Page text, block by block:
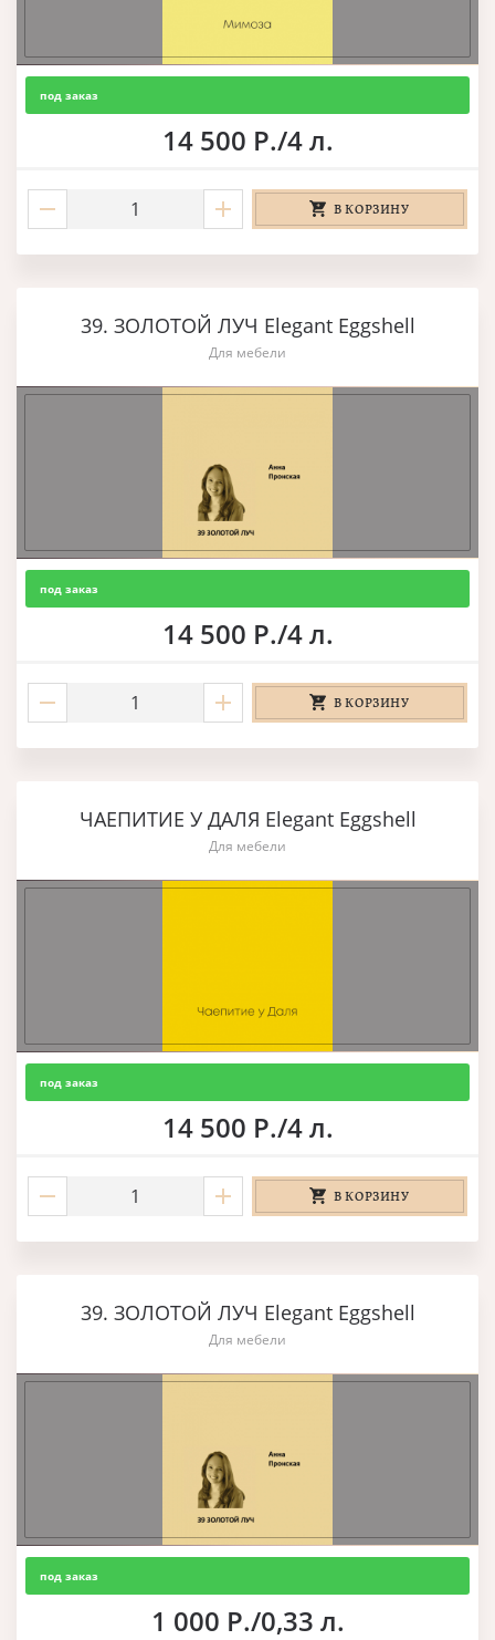
под заказ
14 500 Р./4 л.
В КОРЗИНУ
39. ЗОЛОТОЙ ЛУЧ Elegant Eggshell
Для мебели
под заказ
14 500 Р./4 л.
В КОРЗИНУ
ЧАЕПИТИЕ У ДАЛЯ Elegant Eggshell
Для мебели
под заказ
14 500 Р./4 л.
В КОРЗИНУ
39. ЗОЛОТОЙ ЛУЧ Elegant Eggshell
Для мебели
под заказ
1 000 Р./0,33 л.